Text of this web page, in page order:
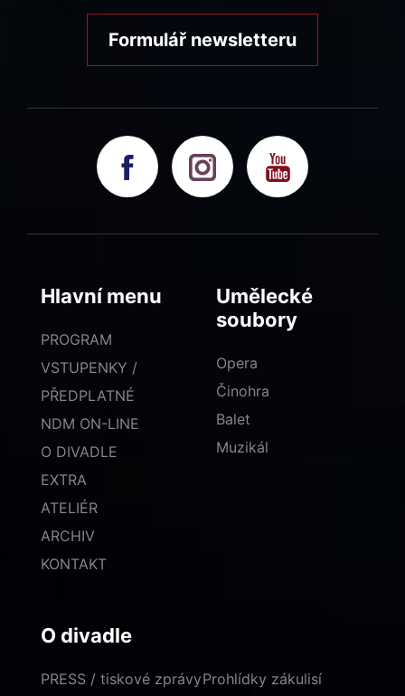
Formulář newsletteru
Hlavní menu
PROGRAM
VSTUPENKY /
PŘEDPLATNÉ
NDM ON-LINE
O DIVADLE
EXTRA
ATELIÉR
ARCHIV
KONTAKT
Umělecké
soubory
Opera
Činohra
Balet
Muzikál
O divadle
PRESS / tiskové zprávyProhlídky zákulisí